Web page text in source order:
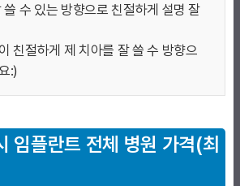
쓸 수 있는 방향으로 친절하게 설명 잘
친절하게 제 치아를 잘 쓸 수 방향으
:)
임플란트 전체 병원 가격(최